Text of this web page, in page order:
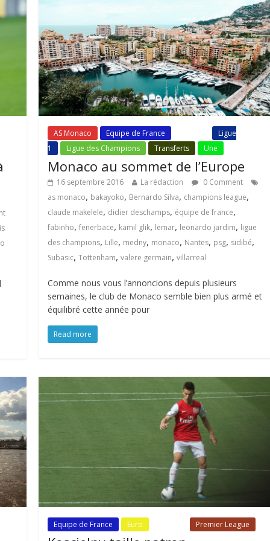
AS Monaco Equipe de France
Ligue
1
Ligue des Champions Transferts Une
Monaco au sommet de l’Europe
16 septembre 2016 La rédaction
0 Comment
as monaco, bakayoko, Bernardo Silva, champions league,
claude makelele, didier deschamps, équipe de france,
fabinho,fenerbace, kamil glik, lemar, leonardo jardim, ligue
des champions, Lille, medny, monaco, Nantes, psg, sidibé,
Subasic,Tottenham,valere germain,villarreal
Comme nous vous l’annoncions depuis plusieurs
semaines, le club de Monaco semble bien plus armé et
équilibré cette année pour
Read more
Equipe de France Euro Premier League